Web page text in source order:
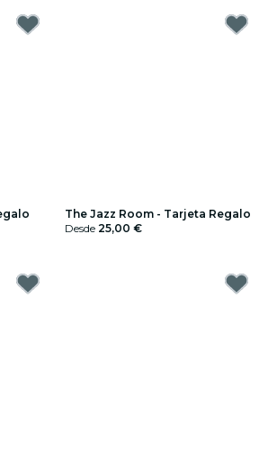
The Jazz Room - Tarjeta Regalo
Desde 25,00 €